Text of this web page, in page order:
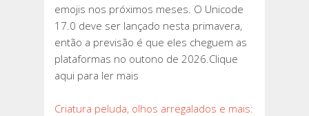
emojis nos próximos meses. O Unicode
17.0 deve ser lançado nesta primavera,
então a previsão é que eles cheguem as
plataformas no outono de 2026.Clique
aqui para ler mais
Criatura peluda, olhos arregalados e mais: